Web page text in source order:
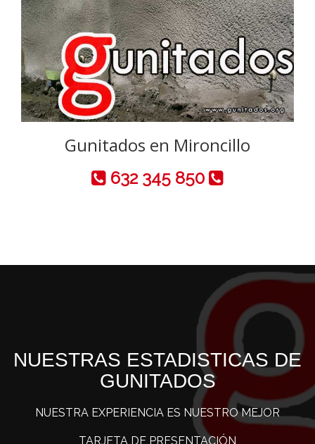
Gunitados en Mironcillo
632 345 850
NUESTRAS ESTADISTICAS DE
GUNITADOS
NUESTRA EXPERIENCIA ES NUESTRO MEJOR
TARJETA DE PRESENTACIÓN